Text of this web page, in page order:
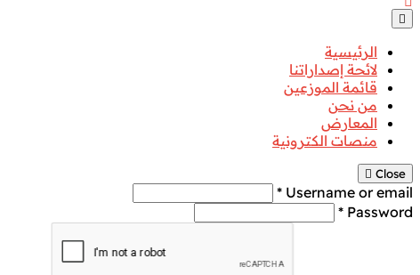
الرئيسية
لائحة إصداراتنا
قائمة الموزعين
من نحن
المعارض
منصات الكترونية
Close
Username or email *
Password *